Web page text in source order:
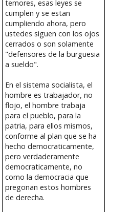
temores, esas leyes se
cumplen y se estan
cumpliendo ahora, pero
ustedes siguen con los ojos
cerrados o son solamente
"defensores de la burguesia
a sueldo".
En el sistema socialista, el
hombre es trabajador, no
flojo, el hombre trabaja
para el pueblo, para la
patria, para ellos mismos,
conforme al plan que se ha
hecho democraticamente,
pero verdaderamente
democraticamente, no
como la democracia que
pregonan estos hombres
de derecha.